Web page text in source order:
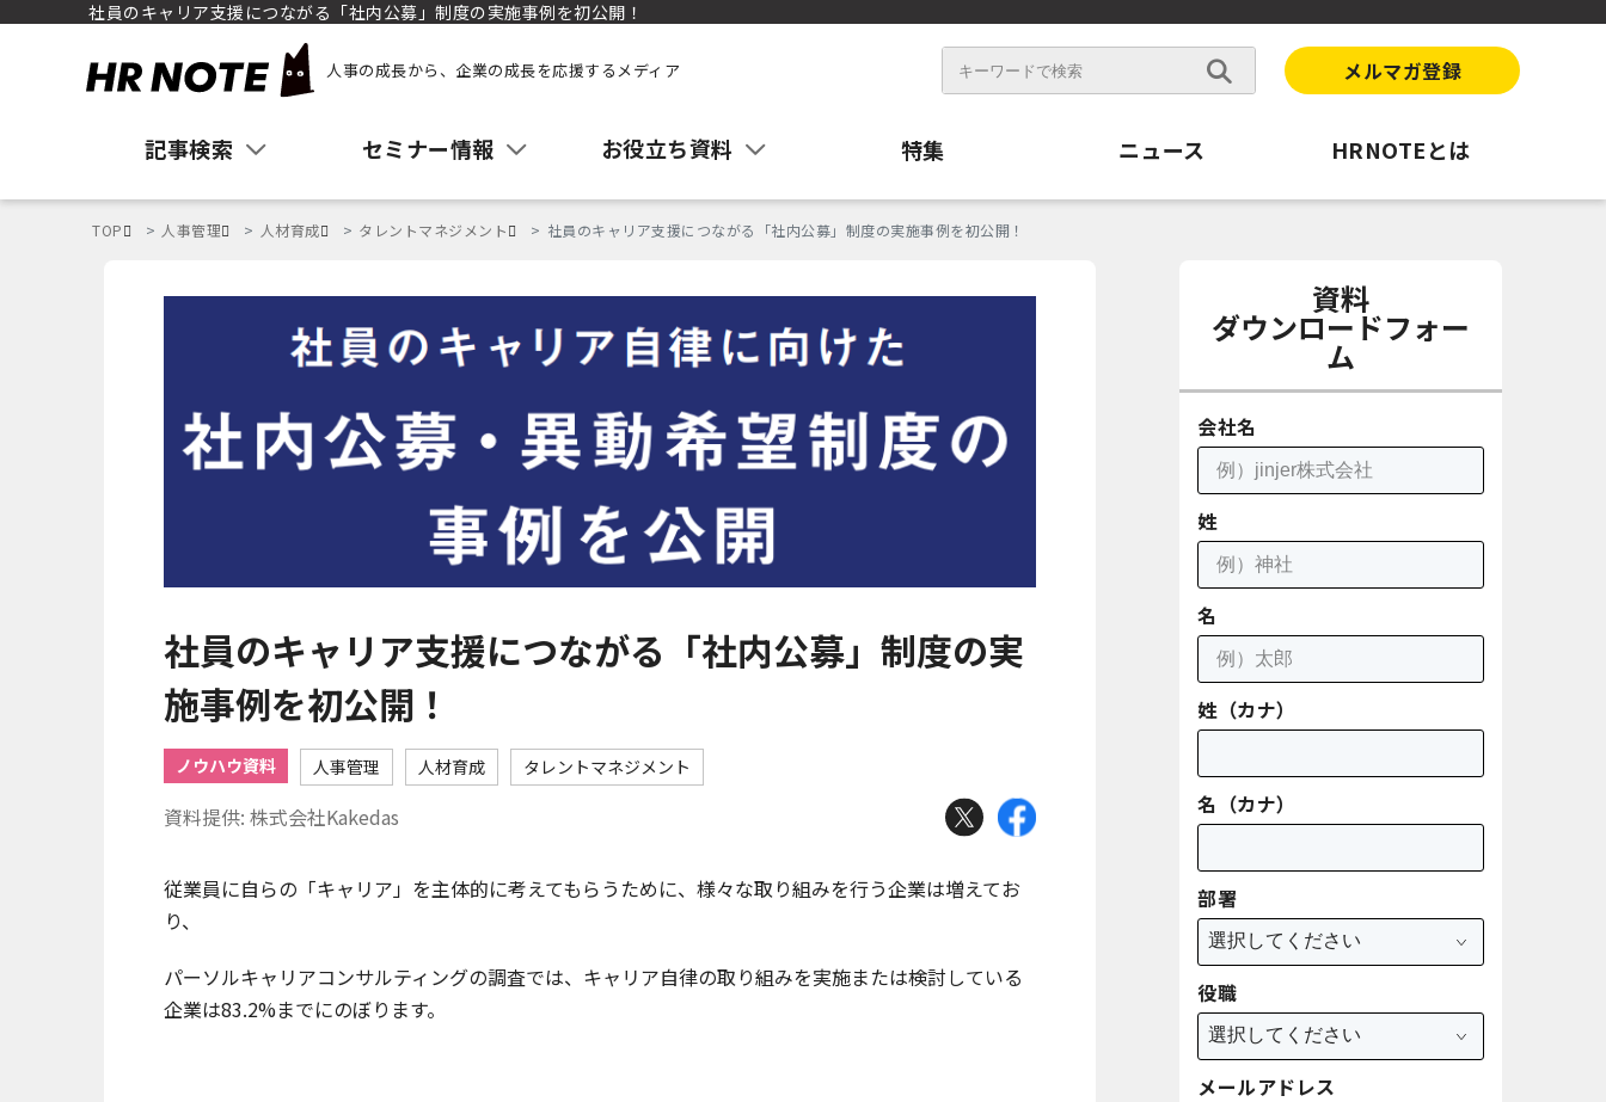
社員のキャリア支援につながる「社内公募」制度の実施事例を初公開！
人事の成長から、企業の成長を応援するメディア メルマガ登録
記事検索 セミナー情報 お役立ち資料 特集 ニュース HRNOTEとは
TOP 人事管理 人材育成 タレントマネジメント 社員のキャリア支援につながる「社内公募」制度の実施事例を初公開！
社員のキャリア支援につながる「社内公募」制度の実
施事例を初公開！
ノウハウ資料 人事管理 人材育成 タレントマネジメント
資料提供: 株式会社Kakedas
従業員に自らの「キャリア」を主体的に考えてもらうために、様々な取り組みを行う企業は増えてお
り、
パーソルキャリアコンサルティングの調査では、キャリア自律の取り組みを実施または検討している
企業は83.2%までにのぼります。
資料
ダウンロードフォー
ム
会社名
姓
名
姓（カナ）
名（カナ）
部署
役職
メールアドレス